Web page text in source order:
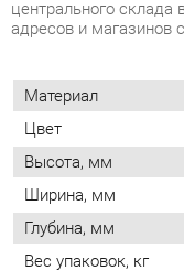
Цвет
Высота, мм
Глубина, мм
Вес упаковок, кг
Форма
Обивка
Мягкая спинка
Упор для ног